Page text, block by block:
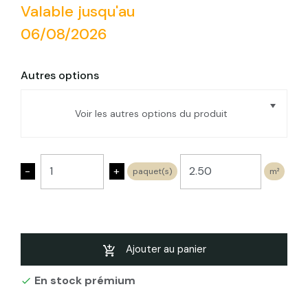
Valable jusqu'au
06/08/2026
Autres options
Voir les autres options du produit
Plaque de liège pré-lambourdée
Ep.40mm 50X100cm R : 1 (lot de 8 pan
de 0.5m²)
Plaque de liège pré-lambourdée
Ep.60mm 50X100cm R : 1,5 (lot de 5 pan
de 0.5m²)
- + paquet(s) m²
Ajouter au panier
 En stock prémium